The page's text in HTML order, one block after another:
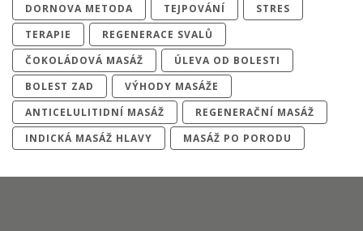
DORNOVA METODA
TEJPOVÁNÍ
STRES
TERAPIE
REGENERACE SVALŮ
ČOKOLÁDOVÁ MASÁŽ
ÚLEVA OD BOLESTI
BOLEST ZAD
VÝHODY MASÁŽE
ANTICELULITIDNÍ MASÁŽ
REGENERAČNÍ MASÁŽ
INDICKÁ MASÁŽ HLAVY
MASÁŽ PO PORODU